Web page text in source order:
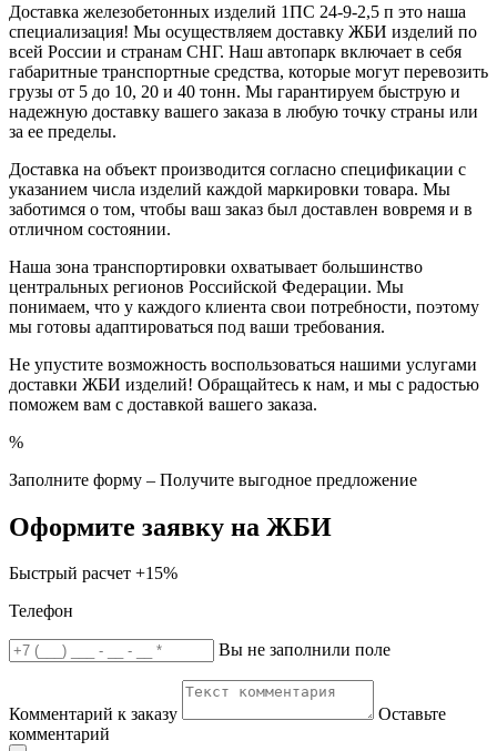
Доставка железобетонных изделий 1ПС 24-9-2,5 п это наша
специализация! Мы осуществляем доставку ЖБИ изделий по
всей России и странам СНГ. Наш автопарк включает в себя
габаритные транспортные средства, которые могут перевозить
грузы от 5 до 10, 20 и 40 тонн. Мы гарантируем быструю и
надежную доставку вашего заказа в любую точку страны или
за ее пределы.
Доставка на объект производится согласно спецификации с
указанием числа изделий каждой маркировки товара. Мы
заботимся о том, чтобы ваш заказ был доставлен вовремя и в
отличном состоянии.
Наша зона транспортировки охватывает большинство
центральных регионов Российской Федерации. Мы
понимаем, что у каждого клиента свои потребности, поэтому
мы готовы адаптироваться под ваши требования.
Не упустите возможность воспользоваться нашими услугами
доставки ЖБИ изделий! Обращайтесь к нам, и мы с радостью
поможем вам с доставкой вашего заказа.
%
Заполните форму – Получите выгодное предложение
Оформите заявку на ЖБИ
Быстрый расчет +15%
Телефон
Вы не заполнили поле
Комментарий к заказу
Оставьте
комментарий